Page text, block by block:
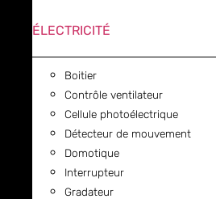
ÉLECTRICITÉ
Boitier
Contrôle ventilateur
Cellule photoélectrique
Détecteur de mouvement
Domotique
Interrupteur
Gradateur